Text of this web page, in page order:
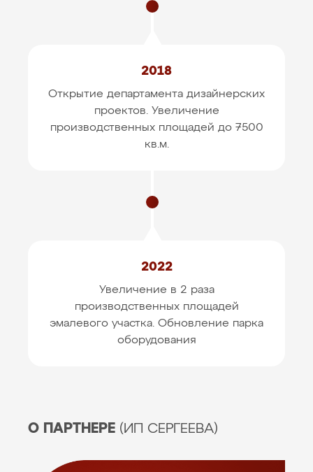
2018
Открытие департамента дизайнерских
проектов. Увеличение
производственных площадей до 7500
кв.м.
2022
Увеличение в 2 раза
производственных площадей
эмалевого участка. Обновление парка
оборудования
О ПАРТНЕРЕ (ИП СЕРГЕЕВА)